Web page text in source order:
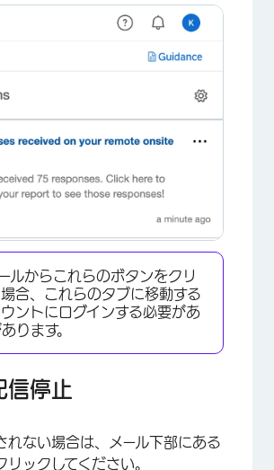
ルからこれらのボタンをクリ
合、これらのタブに移動する
ントにログインする必要があ
ります。
信停止
れない場合は、メール下部にある
リックしてください。